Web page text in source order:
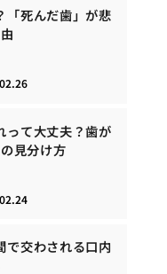
「死んだ歯」が悲
って大丈夫？歯が
見分け方
で交わされる口内